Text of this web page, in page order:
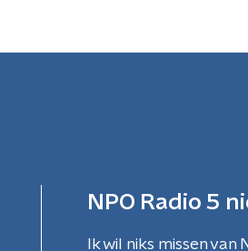
NPO Radio 5
Ik wil niks missen van